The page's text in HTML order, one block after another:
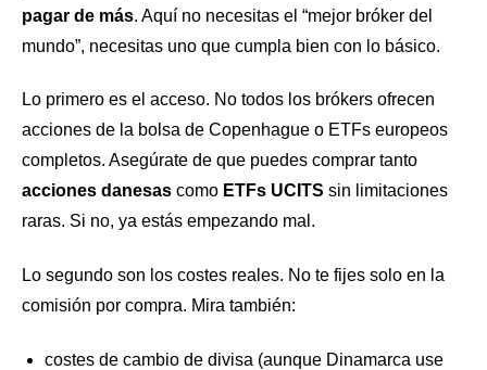
pagar de más. Aquí no necesitas el “mejor bróker del
mundo”, necesitas uno que cumpla bien con lo básico.
Lo primero es el acceso. No todos los brókers ofrecen
acciones de la bolsa de Copenhague o ETFs europeos
completos. Asegúrate de que puedes comprar tanto
acciones danesas como ETFs UCITS sin limitaciones
raras. Si no, ya estás empezando mal.
Lo segundo son los costes reales. No te fijes solo en la
comisión por compra. Mira también:
costes de cambio de divisa (aunque Dinamarca use